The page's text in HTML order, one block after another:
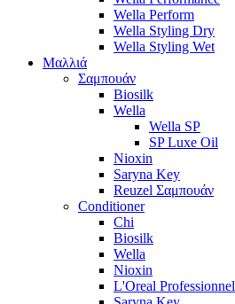
Wella Perform
Wella Styling Dry
Wella Styling Wet
Μαλλιά
Σαμπουάν
Biosilk
Wella
Wella SP
SP Luxe Oil
Nioxin
Saryna Key
Reuzel Σαμπουάν
Conditioner
Chi
Biosilk
Wella
Nioxin
L'Oreal Professionnel